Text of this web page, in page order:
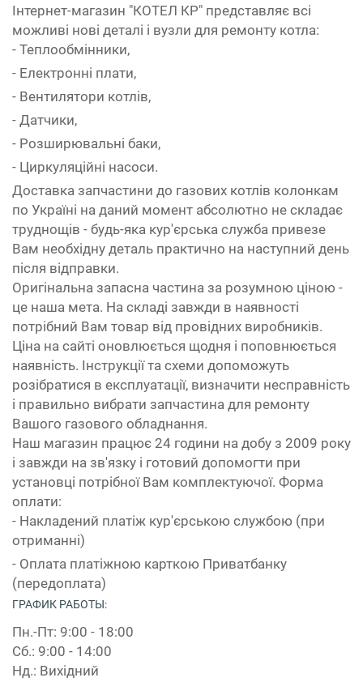
Інтернет-магазин "КОТЕЛ КР" представляє всі
можливі нові деталі і вузли для ремонту котла:
- Теплообмінники,
- Електронні плати,
- Вентилятори котлів,
- Датчики,
- Розширювальні баки,
- Циркуляційні насоси.
Доставка запчастини до газових котлів колонкам
по Україні на даний момент абсолютно не складає
труднощів - будь-яка кур'єрська служба привезе
Вам необхідну деталь практично на наступний день
після відправки.
Оригінальна запасна частина за розумною ціною -
це наша мета. На складі завжди в наявності
потрібний Вам товар від провідних виробників.
Ціна на сайті оновлюється щодня і поповнюється
наявність. Інструкції та схеми допоможуть
розібратися в експлуатації, визначити несправність
і правильно вибрати запчастина для ремонту
Вашого газового обладнання.
Наш магазин працює 24 години на добу з 2009 року
і завжди на зв'язку і готовий допомогти при
установці потрібної Вам комплектуючої. Форма
оплати:
- Накладений платіж кур'єрською службою (при
отриманні)
- Оплата платіжною карткою Приватбанку
(передоплата)
ГРАФИК РАБОТЫ:
Пн.-Пт: 9:00 - 18:00
Сб.: 9:00 - 14:00
Нд.: Вихідний